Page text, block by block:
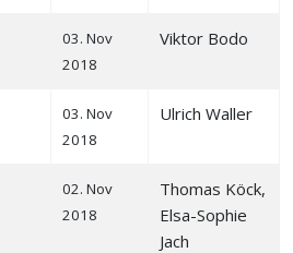
03. Nov
2018
Viktor Bodo
03. Nov
2018
Ulrich Waller
02. Nov
2018
Thomas Köck,
Elsa-Sophie
Jach